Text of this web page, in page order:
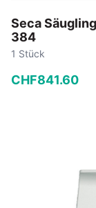
Seca
384
1 Stück
CHF841.60